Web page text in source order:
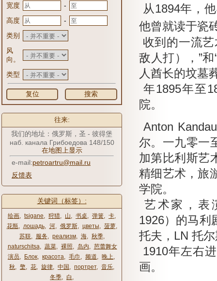
宽度
-
高度
-
类别
风
向。
类型
复位 搜索
往来:
我们的地址：俄罗斯，圣 - 彼得堡
наб. канала Грибоедова 148/150
在地图上显示
e-mail:petroartru@mail.ru
反馈表
关键词（标签）:
绘画, tsigane, 狩猎, 山, 书桌, 弹簧, 卡,
花瓶, лошадь, 河, 俄罗斯, цветы, 菠萝,
苏联, 服务, реализм, 海, 秋季,
naturschitsa, 蔬菜, 裸照, 岛内, 芭蕾舞女
演员, Блок, красота, 毛巾 , 频道, 晚上,
秋, 檠, 花, 旋律, 中国 , портрет, 音乐,
冬季, 白 ,
从1894年，
他曾就读于瓷
收到的一流
敌人打），”
人酋长的坟墓
年1895年至
院。
Anton
尔。 一九零一
加第比利斯艺
精细艺术，旅
学院。
艺术家，表
1926）的马利
托夫，LN 托
1910年左右
画。